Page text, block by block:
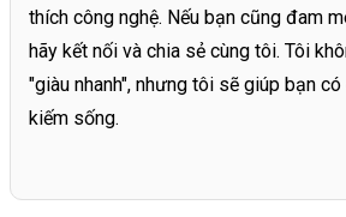
thích công nghệ. Nếu bạn cũng đam
hãy kết nối và chia sẻ cùng tôi. Tôi
"giàu nhanh", nhưng tôi sẽ giúp bạn
kiếm sống.